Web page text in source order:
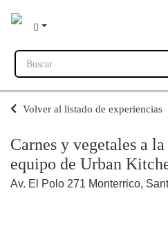
Buscar
Volver al listado de experiencias
Carnes y vegetales a
equipo de Urban
Av. El Polo 271 Monterrico,